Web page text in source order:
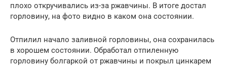
плохо откручивались из-за ржавчины. В итоге достал
горловину, на фото видно в каком она состоянии.
Отпилил начало заливной горловины, она сохранилась
в хорошем состоянии. Обработал отпиленную
горловину болгаркой от ржавчины и покрыл цинкарем